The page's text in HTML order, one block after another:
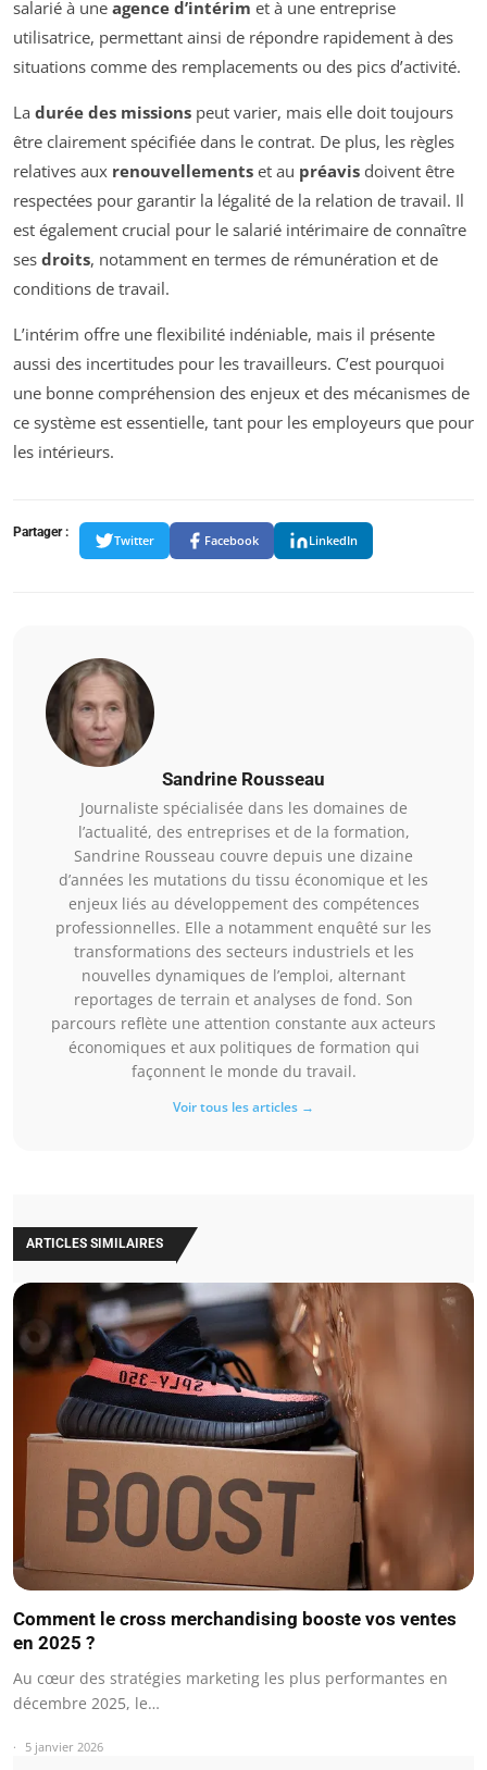
salarié à une agence d’intérim et à une entreprise
utilisatrice, permettant ainsi de répondre rapidement à des
situations comme des remplacements ou des pics d’activité.
La durée des missions peut varier, mais elle doit toujours
être clairement spécifiée dans le contrat. De plus, les règles
relatives aux renouvellements et au préavis doivent être
respectées pour garantir la légalité de la relation de travail. Il
est également crucial pour le salarié intérimaire de connaître
ses droits, notamment en termes de rémunération et de
conditions de travail.
L’intérim offre une flexibilité indéniable, mais il présente
aussi des incertitudes pour les travailleurs. C’est pourquoi
une bonne compréhension des enjeux et des mécanismes de
ce système est essentielle, tant pour les employeurs que pour
les intérieurs.
Partager :
Twitter Facebook LinkedIn
Sandrine Rousseau
Journaliste spécialisée dans les domaines de
l’actualité, des entreprises et de la formation,
Sandrine Rousseau couvre depuis une dizaine
d’années les mutations du tissu économique et les
enjeux liés au développement des compétences
professionnelles. Elle a notamment enquêté sur les
transformations des secteurs industriels et les
nouvelles dynamiques de l’emploi, alternant
reportages de terrain et analyses de fond. Son
parcours reflète une attention constante aux acteurs
économiques et aux politiques de formation qui
façonnent le monde du travail.
Voir tous les articles →
ARTICLES SIMILAIRES
Comment le cross merchandising booste vos ventes
en 2025 ?
Au cœur des stratégies marketing les plus performantes en
décembre 2025, le…
5 janvier 2026